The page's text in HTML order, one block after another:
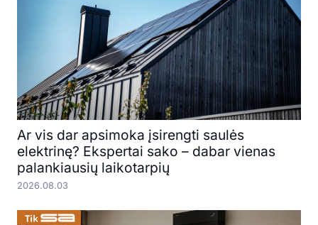
Ar vis dar apsimoka įsirengti saulės
elektrinę? Ekspertai sako – dabar vienas
palankiausių laikotarpių
2026.08.03